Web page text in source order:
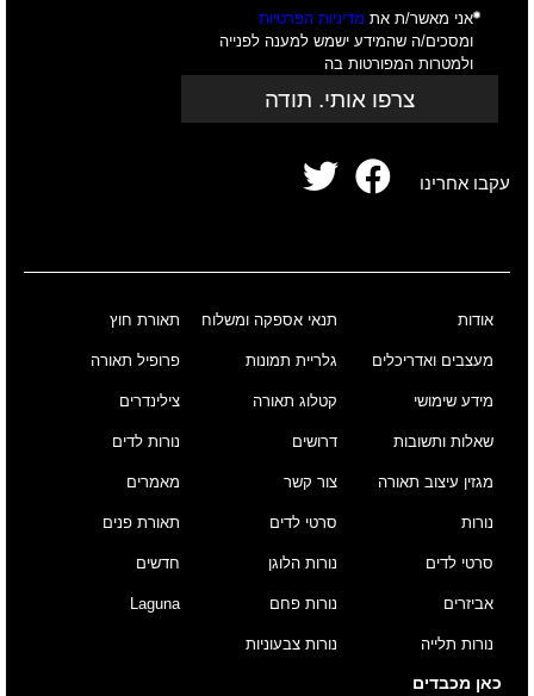
אני מאשר/ת את מדיניות הפרטיות
ומסכים/ה שהמידע ישמש למענה לפנייה
ולמטרות המפורטות בה
צרפו אותי. תודה
עקבו אחרינו
אודות
מעצבים ואדריכלים
מידע שימושי
שאלות ותשובות
מגזין עיצוב תאורה
תנאי אספקה ומשלוח
גלריית תמונות
קטלוג תאורה
דרושים
צור קשר
תאורת חוץ
פרופיל תאורה
צילינדרים
נורות לדים
מאמרים
נורות
סרטי לדים
אביזרים
נורות תלייה
סרטי לדים
נורות הלוגן
נורות פחם
נורות צבעוניות
תאורת פנים
חדשים
Laguna
כאן מכבדים